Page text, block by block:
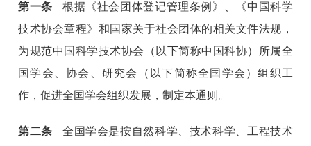
第一条 根据《社会团体登记管理条例》、《中国科学
技术协会章程》和国家关于社会团体的相关文件法规，
为规范中国科学技术协会（以下简称中国科协）所属全
国学会、协会、研究会（以下简称全国学会）组织工
作，促进全国学会组织发展，制定本通则。
第二条 全国学会是按自然科学、技术科学、工程技术